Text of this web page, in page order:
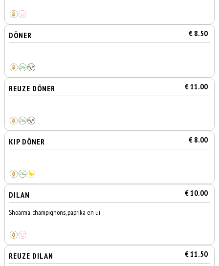
DÖNER € 8.50
REUZE DÖNER € 11.00
KIP DÖNER € 8.00
DILAN € 10.00
Shoarma, champignons, paprika en ui
REUZE DILAN € 11.50